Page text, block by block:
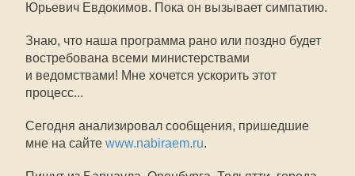
Юрьевич Евдокимов. Пока он вызывает симпатию.
Знаю, что наша программа рано или поздно будет
востребована всеми министерствами
и ведомствами! Мне хочется ускорить этот
процесс...
Сегодня анализировал сообщения, пришедшие
мне на сайте www.nabiraem.ru.